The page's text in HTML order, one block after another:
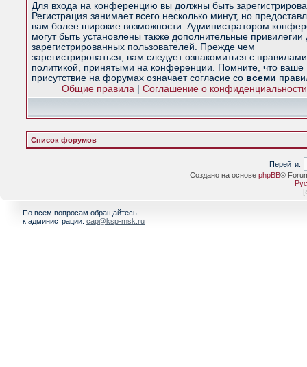
Для входа на конференцию вы должны быть
Регистрация занимает всего несколько минут, но
вам более широкие возможности. Администратором
могут быть установлены также дополнительные привилегии
зарегистрированных пользователей. Прежде чем
зарегистрироваться, вам следует ознакомиться с
политикой, принятыми на конференции. Помните, что ваше
присутствие на форумах означает согласие со всеми
Общие правила| Соглашение о конфиденциальности
Список форумов
Перейти:
Создано на основе phpBB®
[
По всем вопросам обращайтесь
к администрации: cap@ksp-msk.ru